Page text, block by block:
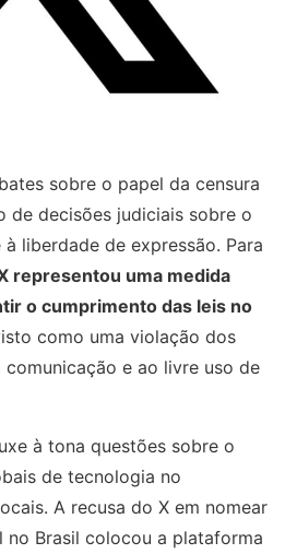
sobre o papel da censura
de decisões judiciais sobre o
liberdade de expressão. Para
representou uma medida
o cumprimento das leis no
como uma violação dos
e ao livre uso de
à tona questões sobre o
de tecnologia no
A recusa do X em nomear
no Brasil colocou a plataforma